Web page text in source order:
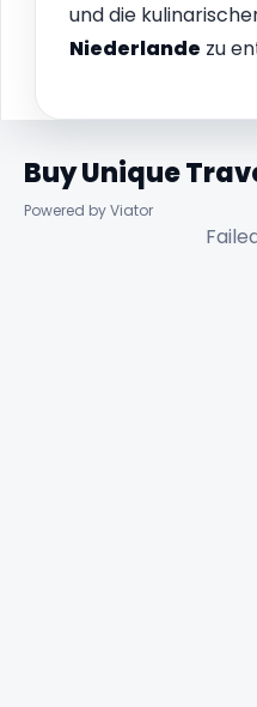
und die
Niederlande zu
Buy Unique
Powered by Viator